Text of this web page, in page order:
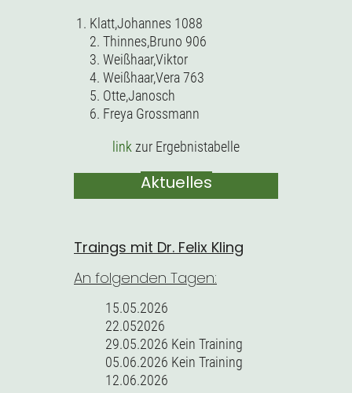
Klatt,Johannes 1088
2. Thinnes,Bruno 906
3. Weißhaar,Viktor
4. Weißhaar,Vera 763
5. Otte,Janosch
6. Freya Grossmann
linkzur Ergebnistabelle
Aktuelles
Traings mit Dr. Felix Kling
An folgenden Tagen:
15.05.2026
22.052026
29.05.2026 Kein Training
05.06.2026 Kein Training
12.06.2026